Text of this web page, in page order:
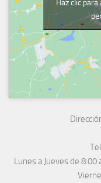
Haz clic
Lunes a Jueves de 8:00